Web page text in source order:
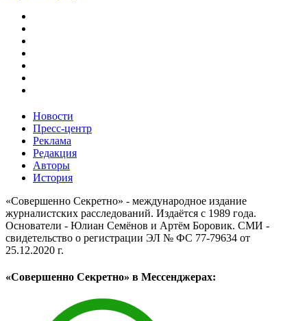
Новости
Пресс-центр
Реклама
Редакция
Авторы
История
«Совершенно Секретно» - международное издание
журналистских расследований. Издаётся с 1989 года.
Основатели - Юлиан Семёнов и Артём Боровик. CМИ -
свидетельство о регистрации ЭЛ № ФС 77-79634 от
25.12.2020 г.
«Совершенно Секретно» в Мессенджерах: